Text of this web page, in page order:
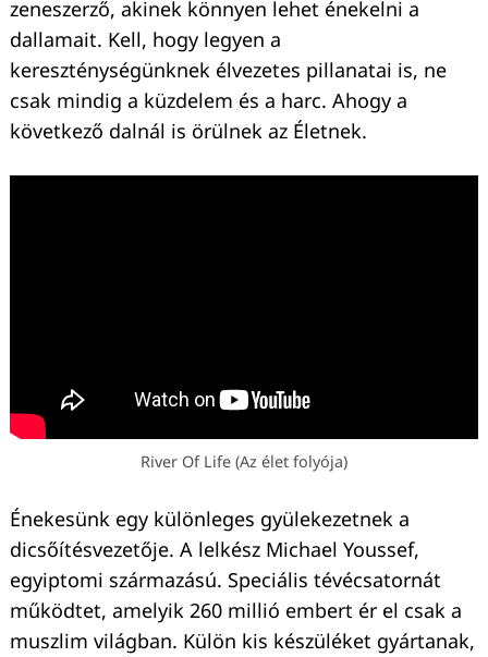
zeneszerző, akinek könnyen lehet énekelni a
dallamait. Kell, hogy legyen a
kereszténységünknek élvezetes pillanatai is, ne
csak mindig a küzdelem és a harc. Ahogy a
következő dalnál is örülnek az Életnek.
River Of Life (Az élet folyója)
Énekesünk egy különleges gyülekezetnek a
dicsőítésvezetője. A lelkész Michael Youssef,
egyiptomi származású. Speciális tévécsatornát
működtet, amelyik 260 millió embert ér el csak a
muszlim világban. Külön kis készüléket gyártanak,